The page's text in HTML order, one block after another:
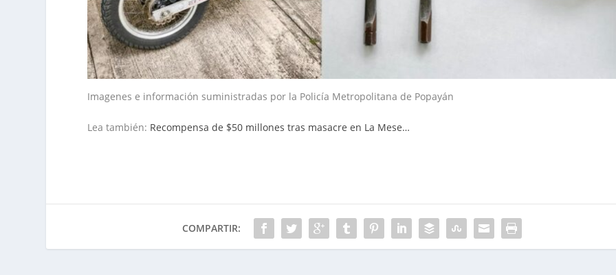
Imagenes e información suministradas por la Policía Metropolitana de Popayán
Lea también: Recompensa de $50 millones tras masacre en La Mese…
COMPARTIR: